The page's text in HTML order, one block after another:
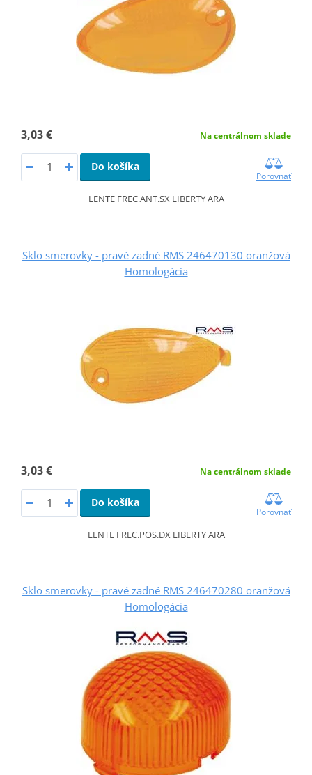
3,03 € Na centrálnom sklade
Do košíka
Porovnať
LENTE FREC.ANT.SX LIBERTY ARA
Sklo smerovky - pravé zadné RMS 246470130 oranžová
Homologácia
3,03 € Na centrálnom sklade
Do košíka
Porovnať
LENTE FREC.POS.DX LIBERTY ARA
Sklo smerovky - pravé zadné RMS 246470280 oranžová
Homologácia